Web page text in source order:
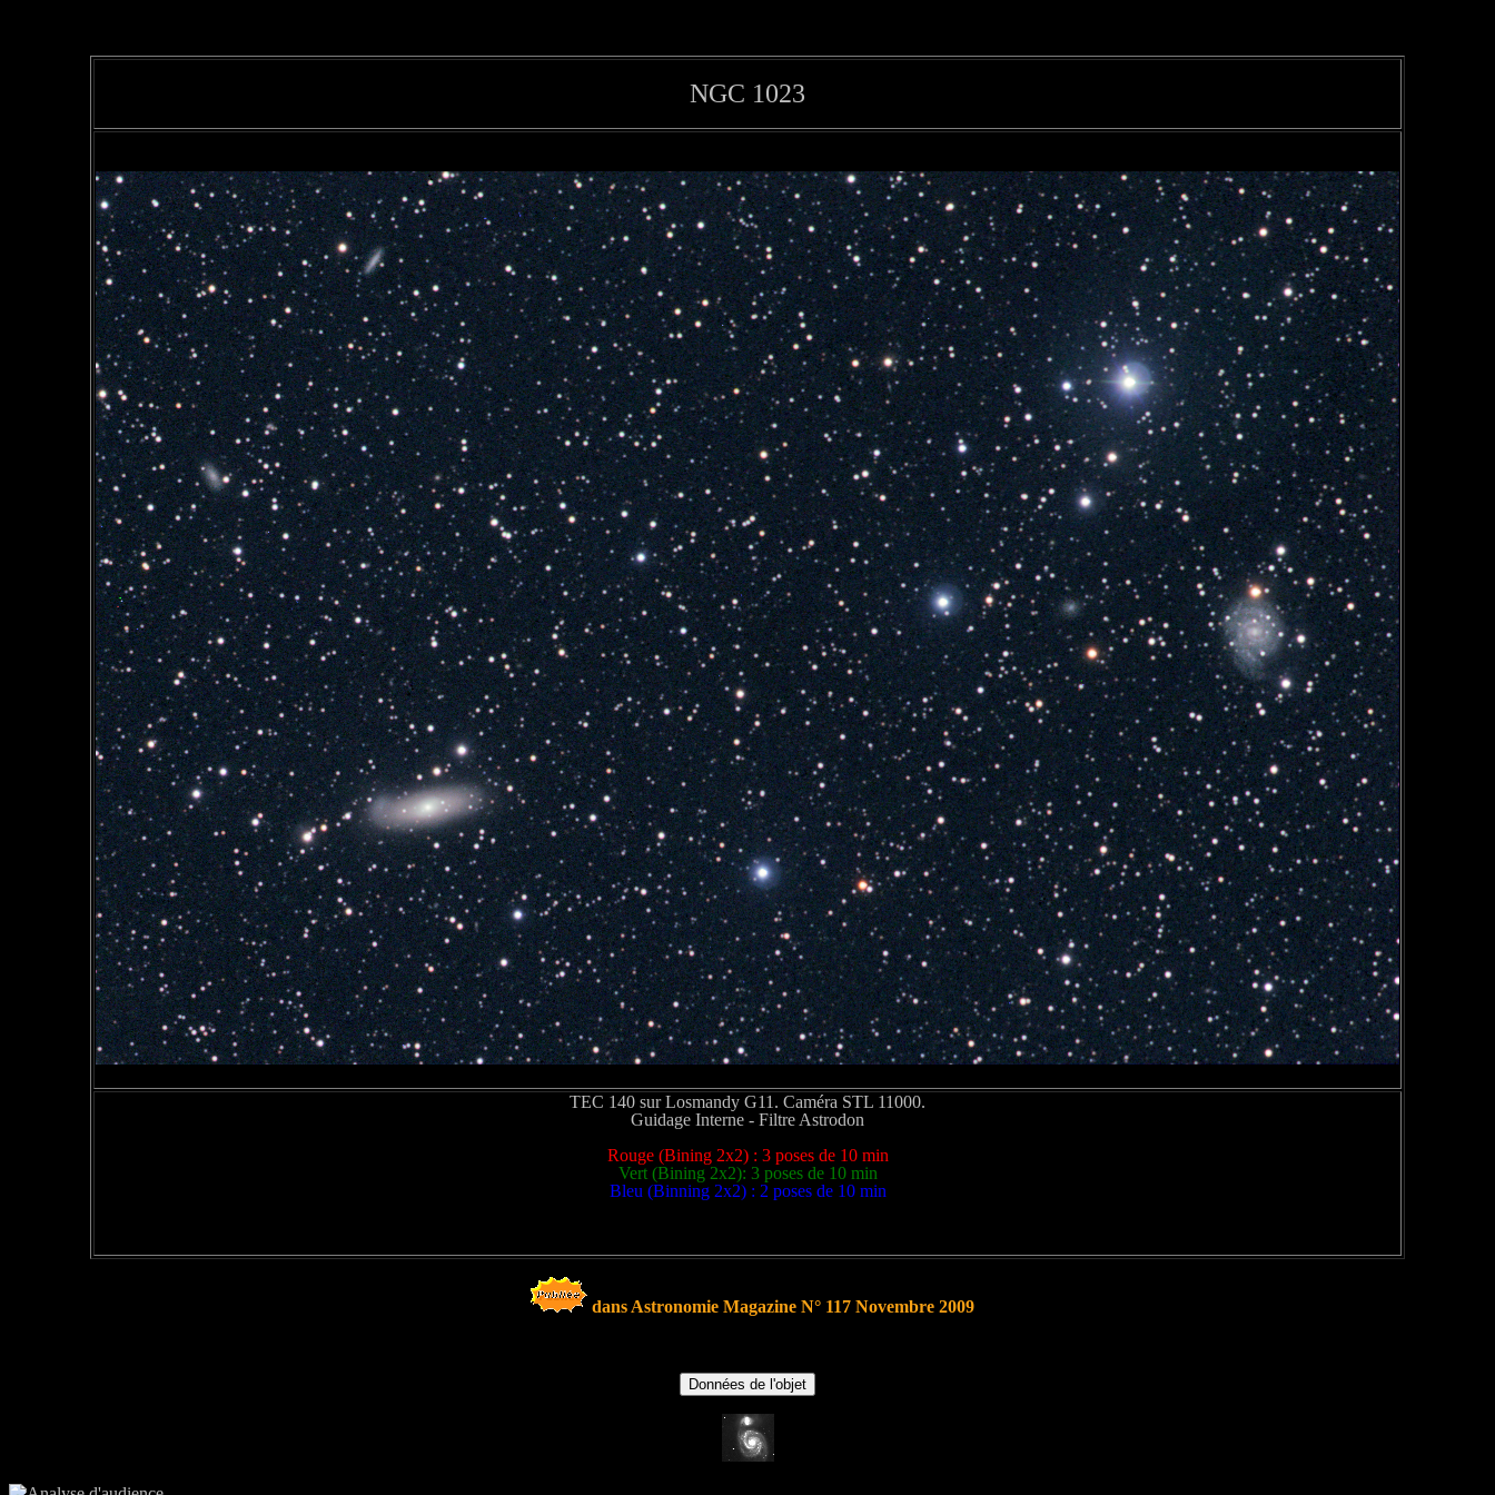
NGC 1023
TEC 140 sur Losmandy G11. Caméra STL 11000.
Guidage Interne - Filtre Astrodon
Rouge (Bining 2x2) : 3 poses de 10 min
Vert (Bining 2x2): 3 poses de 10 min
Bleu (Binning 2x2) : 2 poses de 10 min
dans Astronomie Magazine N° 117 Novembre 2009